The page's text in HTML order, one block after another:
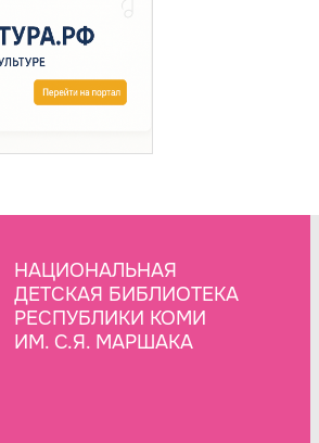
НАЦИОНАЛЬНАЯ
ДЕТСКАЯ БИБЛИОТЕКА
РЕСПУБЛИКИ КОМИ
ИМ. С.Я. МАРШАКА